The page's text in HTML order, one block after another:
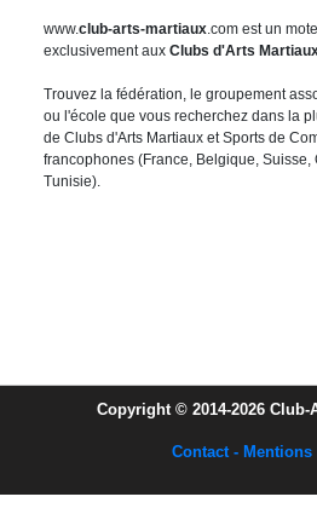
www.club-arts-martiaux.com est un
exclusivement aux Clubs d'Arts
Trouvez la fédération, le groupement
ou l'école que vous recherchez dans la
de Clubs d'Arts Martiaux et Sports de
francophones (France, Belgique, Suisse,
Tunisie).
Copyright © 2014-2026 Club-
Contact - Mentions